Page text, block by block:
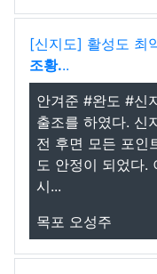
[신지도] 활성도 최
조황...
안겨준 #완도 #신
출조를 하였다. 신
전 후면 모든 포인
도 안정이 되었다.
시...
목포 오성주